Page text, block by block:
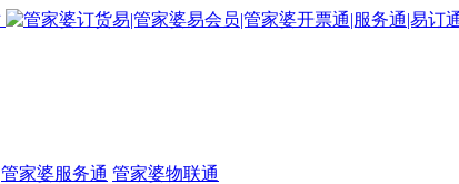
管家婆服务通 管家婆物联通